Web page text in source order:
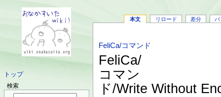
トップ
検索
本文 リロード 差分 バ
FeliCa/コマンド
FeliCa/
コマン
ド/Write Without